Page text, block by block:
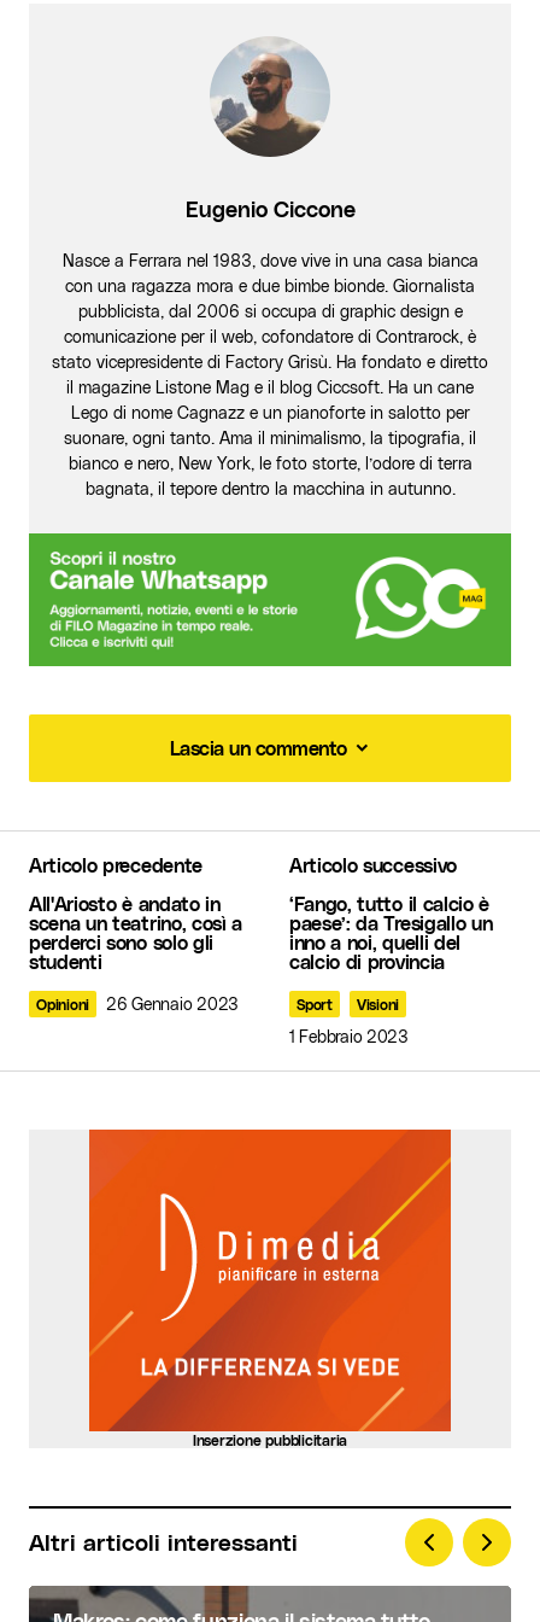
Eugenio Ciccone
Nasce a Ferrara nel 1983, dove vive in una casa bianca
con una ragazza mora e due bimbe bionde. Giornalista
pubblicista, dal 2006 si occupa di graphic design e
comunicazione per il web, cofondatore di Contrarock, è
stato vicepresidente di Factory Grisù. Ha fondato e diretto
il magazine Listone Mag e il blog Ciccsoft. Ha un cane
Lego di nome Cagnazz e un pianoforte in salotto per
suonare, ogni tanto. Ama il minimalismo, la tipografia, il
bianco e nero, New York, le foto storte, l’odore di terra
bagnata, il tepore dentro la macchina in autunno.
Lascia un commento
Il tuo indirizzo email non sarà pubblicato. I
campi obbligatori sono contrassegnati*
Commento
Your E-mail *
Invia commento
Articolo precedente
All'Ariosto è andato in
scena un teatrino, così a
perderci sono solo gli
studenti
Opinioni 26 Gennaio 2023
Articolo successivo
‘Fango, tutto il calcio è
paese’: da Tresigallo un
inno a noi, quelli del
calcio di provincia
Sport Visioni
1 Febbraio 2023
Inserzione pubblicitaria
Altri articoli interessanti